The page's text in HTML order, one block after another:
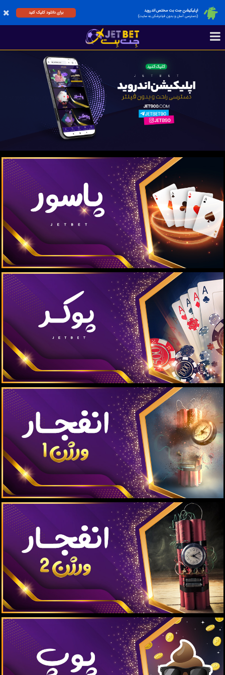
اپلیکیشن جت بت مختص اندروید
(دسترسی آسان و بدون فیلترشکن به سایت)
برای دانلود کلیک کنید